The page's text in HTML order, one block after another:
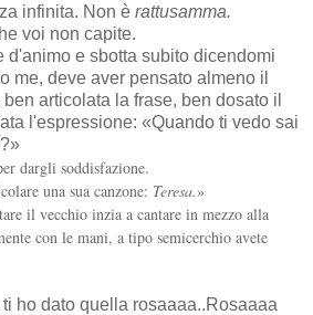
infinita. Non è rattusamma.
voi non capite.
d'animo e sbotta subito dicendomi
me, deve aver pensato almeno il
articolata la frase, ben dosato il
l'espressione: «Quando ti vedo sai
dargli soddisfazione.
una sua canzone: Teresa.»
il vecchio inzia a cantare in mezzo alla
con le mani, a tipo semicerchio avete
ho dato quella rosaaaa..Rosaaaa